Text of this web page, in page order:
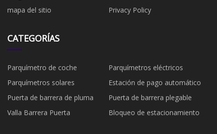
mapa del sitio
Privacy Policy
CATEGORÍAS
Parquímetro de coche
Parquímetros eléctricos
Parquímetros solares
Estación de pago automático
Puerta de barrera de pluma
Puerta de barrera plegable
Valla Barrera Puerta
Bloqueo de estacionamiento